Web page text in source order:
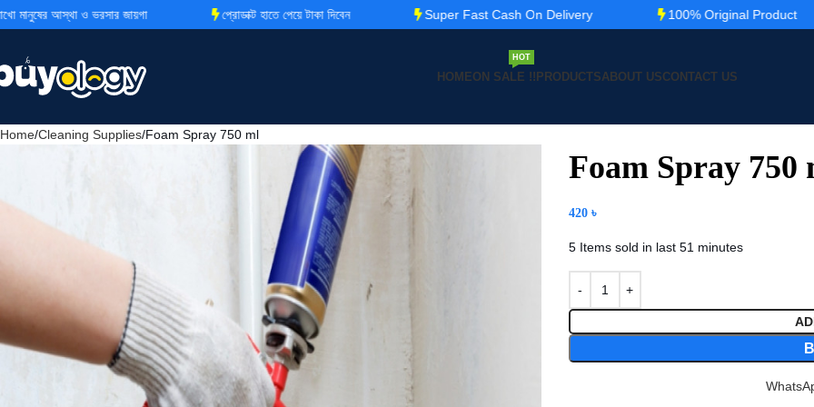
HOMEON SALE !!
HOT
PRODUCTSABOUT USCONTACT US
Home Cleaning Supplies Foam Spray 750 ml
Foam Spray 750
420 ৳
5 Items sold in last 51 minutes
ও ভরসার জায়গা প্রোডাক্ট হাতে পেয়ে টাকা দিবেন Super Fast Cash On Delivery 100% Original Product